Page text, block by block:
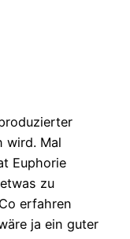
wird. Mal
Euphorie
zu
erfahren
ja ein guter